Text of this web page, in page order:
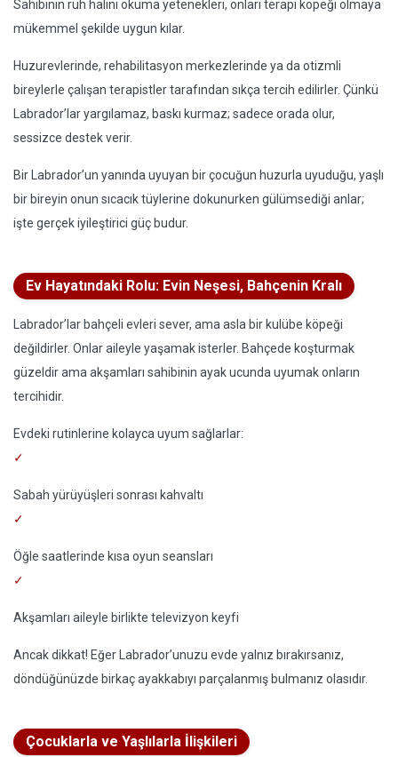
Sahibinin ruh halini okuma yetenekleri, onları terapi köpeği olmaya
mükemmel şekilde uygun kılar.
Huzurevlerinde, rehabilitasyon merkezlerinde ya da otizmli
bireylerle çalışan terapistler tarafından sıkça tercih edilirler. Çünkü
Labrador’lar yargılamaz, baskı kurmaz; sadece orada olur,
sessizce destek verir.
Bir Labrador’un yanında uyuyan bir çocuğun huzurla uyuduğu, yaşlı
bir bireyin onun sıcacık tüylerine dokunurken gülümsediği anlar;
işte gerçek iyileştirici güç budur.
Ev Hayatındaki Rolu: Evin Neşesi, Bahçenin Kralı
Labrador’lar bahçeli evleri sever, ama asla bir kulübe köpeği
değildirler. Onlar aileyle yaşamak isterler. Bahçede koşturmak
güzeldir ama akşamları sahibinin ayak ucunda uyumak onların
tercihidir.
Evdeki rutinlerine kolayca uyum sağlarlar:
Sabah yürüyüşleri sonrası kahvaltı
Öğle saatlerinde kısa oyun seansları
Akşamları aileyle birlikte televizyon keyfi
Ancak dikkat! Eğer Labrador’unuzu evde yalnız bırakırsanız,
döndüğünüzde birkaç ayakkabıyı parçalanmış bulmanız olasıdır.
Çocuklarla ve Yaşlılarla İlişkileri